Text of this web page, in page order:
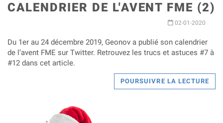
CALENDRIER DE L'AVENT FME (2)
02-01-2020
Du 1er au 24 décembre 2019, Geonov a publié son calendrier
de l’avent FME sur Twitter. Retrouvez les trucs et astuces #7 à
#12 dans cet article.
POURSUIVRE LA LECTURE